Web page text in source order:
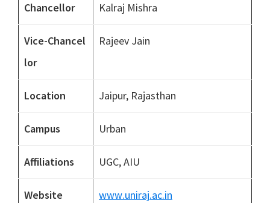
Chancellor Kalraj Mishra
Vice-Chancel
lor
Rajeev Jain
Location Jaipur, Rajasthan
Campus Urban
Affiliations UGC, AIU
Website www.uniraj.ac.in